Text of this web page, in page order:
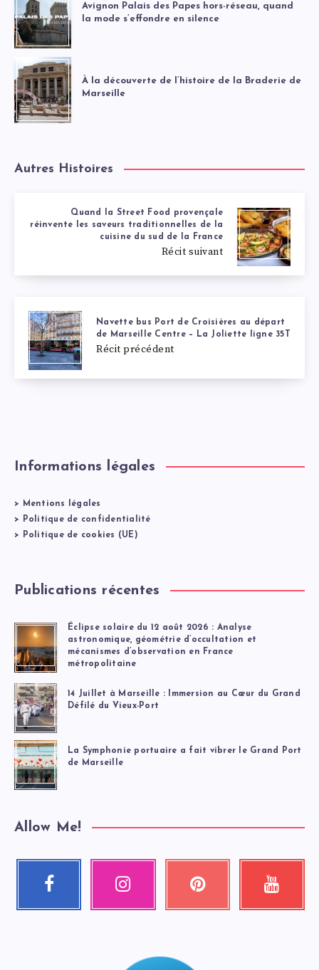
Avignon Palais des Papes hors-réseau, quand
la mode s’effondre en silence
À la découverte de l’histoire de la Braderie de
Marseille
Autres Histoires
Quand la Street Food provençale
réinvente les saveurs traditionnelles de la
cuisine du sud de la France
Récit suivant
Navette bus Port de Croisières au départ
de Marseille Centre – La Joliette ligne 35T
Récit précédent
Informations légales
> Mentions légales
> Politique de confidentialité
> Politique de cookies (UE)
Publications récentes
Éclipse solaire du 12 août 2026 : Analyse
astronomique, géométrie d’occultation et
mécanismes d’observation en France
métropolitaine
14 Juillet à Marseille : Immersion au Cœur du Grand
Défilé du Vieux-Port
La Symphonie portuaire a fait vibrer le Grand Port
de Marseille
Allow Me!
Facebook Instagram Pinterest
Épinglez
Youtube
Regardez